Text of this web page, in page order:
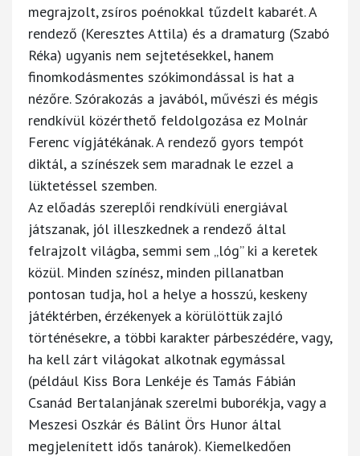
megrajzolt, zsíros poénokkal tűzdelt kabarét. A
rendező (Keresztes Attila) és a dramaturg (Szabó
Réka) ugyanis nem sejtetésekkel, hanem
finomkodásmentes szókimondással is hat a
nézőre. Szórakozás a javából, művészi és mégis
rendkívül közérthető feldolgozása ez Molnár
Ferenc vígjátékának. A rendező gyors tempót
diktál, a színészek sem maradnak le ezzel a
lüktetéssel szemben.
Az előadás szereplői rendkívüli energiával
játszanak, jól illeszkednek a rendező által
felrajzolt világba, semmi sem „lóg” ki a keretek
közül. Minden színész, minden pillanatban
pontosan tudja, hol a helye a hosszú, keskeny
játéktérben, érzékenyek a körülöttük zajló
történésekre, a többi karakter párbeszédére, vagy,
ha kell zárt világokat alkotnak egymással
(például Kiss Bora Lenkéje és Tamás Fábián
Csanád Bertalanjának szerelmi buborékja, vagy a
Meszesi Oszkár és Bálint Örs Hunor által
megjelenített idős tanárok). Kiemelkedően